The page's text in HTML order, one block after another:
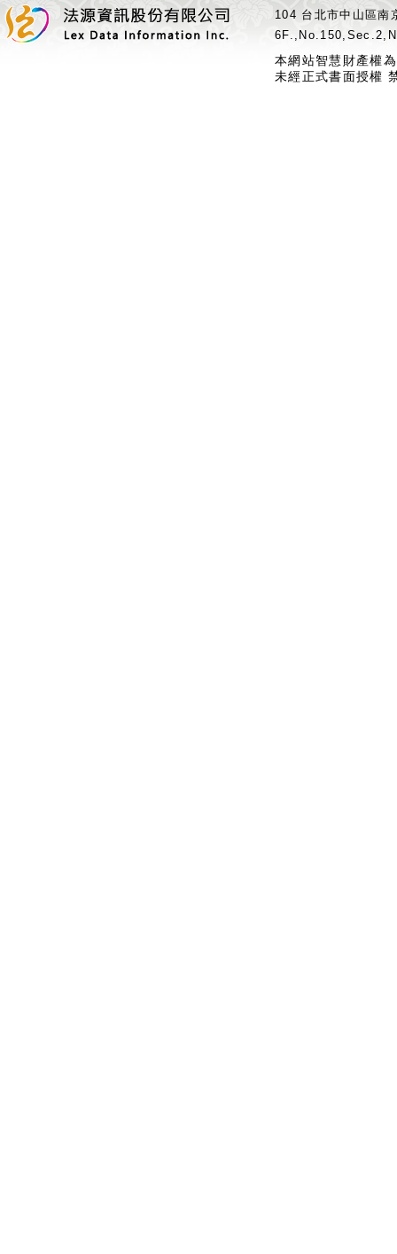
104 台北市中山區
本網站智慧財產權
未經正式書面授權